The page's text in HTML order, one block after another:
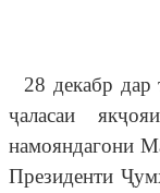
28 декабр дар
ҷаласаи
намояндагони
Президенти